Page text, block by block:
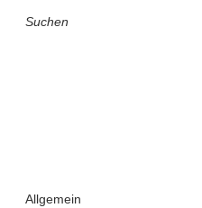
Suchen
Allgemein